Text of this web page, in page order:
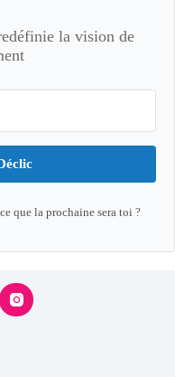
la vision de
que la prochaine sera toi ?